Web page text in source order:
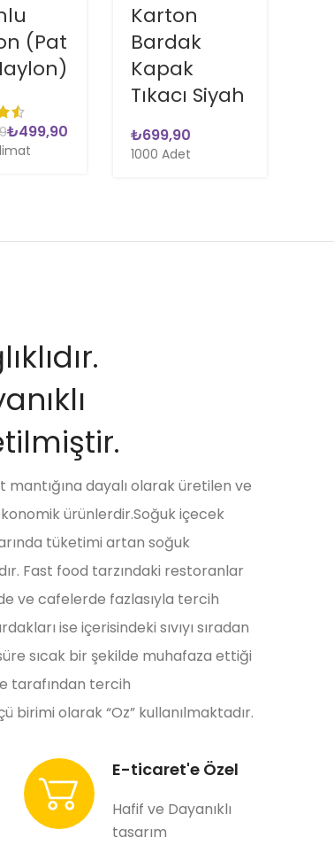
(Pat
₺499,90
Karton
Bardak
Kapak
Tıkacı Siyah
₺
1000 Adet
dayalı olarak üretilen ve
ürünlerdir.Soğuk içecek
tüketimi artan soğuk
Fast food tarzındaki restoranlar
ve cafelerde fazlasıyla tercih
ise içerisindeki sıvıyı sıradan
sıcak bir şekilde muhafaza ettiği
tarafından tercih
olarak “Oz” kullanılmaktadır.
E-ticaret'e Özel
Hafif ve Dayanıklı
tasarım